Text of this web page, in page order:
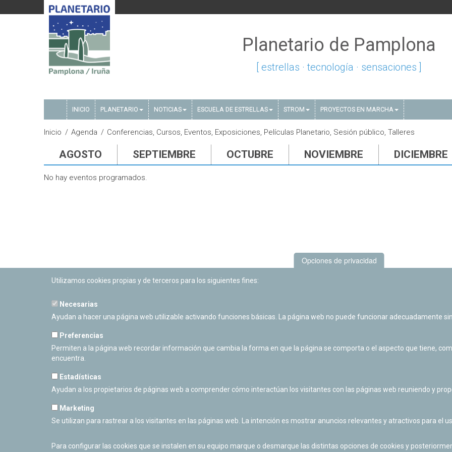
Planetario de Pamplona
[ estrellas · tecnología · sensaciones ]
INICIO PLANETARIO NOTICIAS ESCUELA DE ESTRELLAS STROM PROYECTOS EN MARCHA
Inicio Agenda Conferencias, Cursos, Eventos, Exposiciones, Películas Planetario, Sesión público, Talleres
AGOSTO SEPTIEMBRE OCTUBRE NOVIEMBRE DICIEMBRE
No hay eventos programados.
PLANETARIO DE PAMPLONA
Calle Sancho RamÃ­rez, s/n
Cerrado Temporalmente
Opciones de privacidad
Utilizamos cookies propias y de terceros para los siguientes fines:
Necesarias
Ayudan a hacer una página web utilizable activando funciones básicas. La página web no puede funcionar adecuadamente
Preferencias
Permiten a la página web recordar información que cambia la forma en que la página se comporta o el aspecto que tiene,
encuentra.
Estadísticas
Ayudan a los propietarios de páginas web a comprender cómo interactúan los visitantes con las páginas web reuniendo y
Marketing
Se utilizan para rastrear a los visitantes en las páginas web. La intención es mostrar anuncios relevantes y atractivos para el
Para configurar las cookies que se instalen en su equipo marque o desmarque las distintas opciones de cookies y